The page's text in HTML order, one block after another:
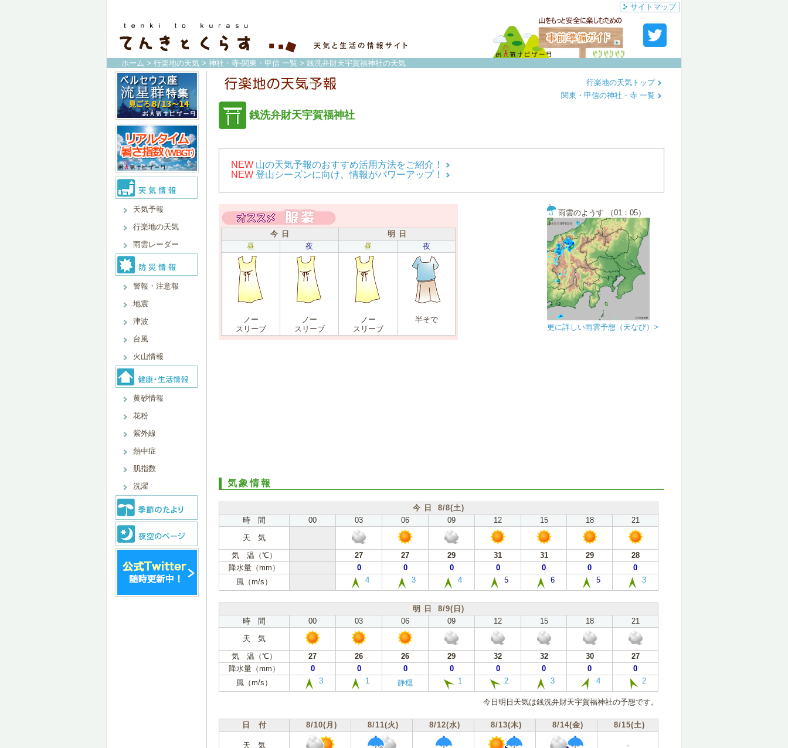
サイトマップ
ホーム > 行楽地の天気 > 神社・寺-関東・甲信 一覧 > 銭洗弁財天宇賀福神社の天気
天気予報
行楽地の天気
雨雲レーダー
警報・注意報
地震
津波
台風
火山情報
黄砂情報
花粉
紫外線
熱中症
肌指数
洗濯
銭洗弁財天宇賀福神社
行楽地の天気トップ
関東・甲信の神社・寺 一覧
NEW 山の天気予報のおすすめ活用方法をご紹介！
NEW 登山シーズンに向け、情報がパワーアップ！
今 日
明 日
昼
夜 昼 夜
ノー
スリーブ
ノー
スリーブ
ノー
スリーブ
半そで
雨雲のようす （01：05）
更に詳しい雨雲予想（天なび）>
気象情報
今 日 8/8(土)
時 間
00 03 06 09 12 15 18
21
天 気
気 温（℃）
27 27 29 31 31 29
28
降水量（mm）
0 0 0 0 0 0
0
風（m/s）
4 3 4 5 6 5 3
明 日 8/9(日)
時 間
00 03 06 09 12 15 18
21
天 気
気 温（℃）
27 26 26 29 32 32 30
27
降水量（mm）
0 0 0 0 0 0 0
0
風（m/s）
3 1 静穏 1 2 3 4 2
今日明日天気は銭洗弁財天宇賀福神社の予想です。
日 付 8/10(月) 8/11(火) 8/12(水) 8/13(木) 8/14(金) 8/15(土)
天 気 -